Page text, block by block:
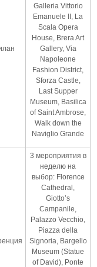
Galleria Vittorio
Emanuele II, La
Scala Opera
House, Brera Art
Gallery, Via
Napoleone
Fashion District,
Sforza Castle,
Last Supper
Museum, Basilica
of Saint Ambrose,
Walk down the
Naviglio Grande
3 мероприятия в
неделю на
выбор: Florence
Cathedral,
Giotto’s
Campanile,
Palazzo Vecchio,
Piazza della
Signoria, Bargello
Museum (Statue
of David), Ponte